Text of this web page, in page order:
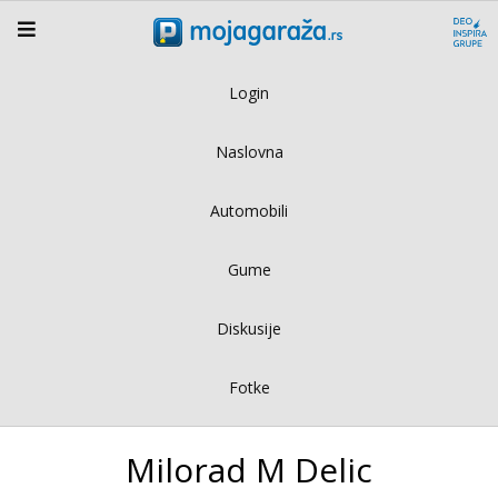
Login
Naslovna
Automobili
Gume
Diskusije
Fotke
Milorad M Delic